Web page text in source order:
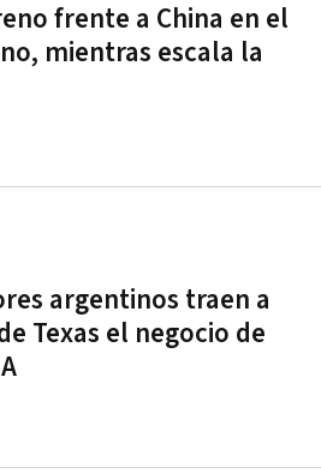
frente a China en el
mientras escala la
argentinos traen a
Texas el negocio de